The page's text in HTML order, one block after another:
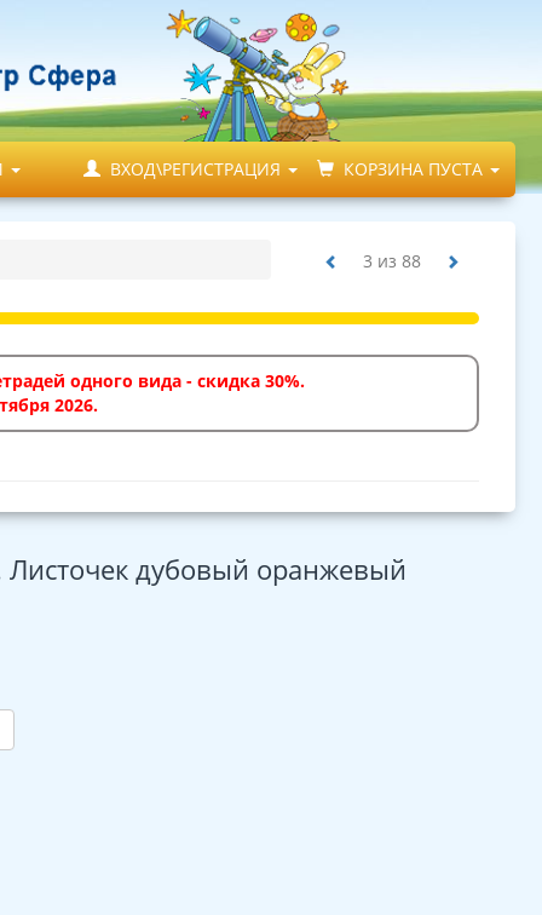
ВХОД\РЕГИСТРАЦИЯ КОРЗИНА ПУСТА
3 из 88
одного вида - скидка 30%.
2026.
дубовый оранжевый